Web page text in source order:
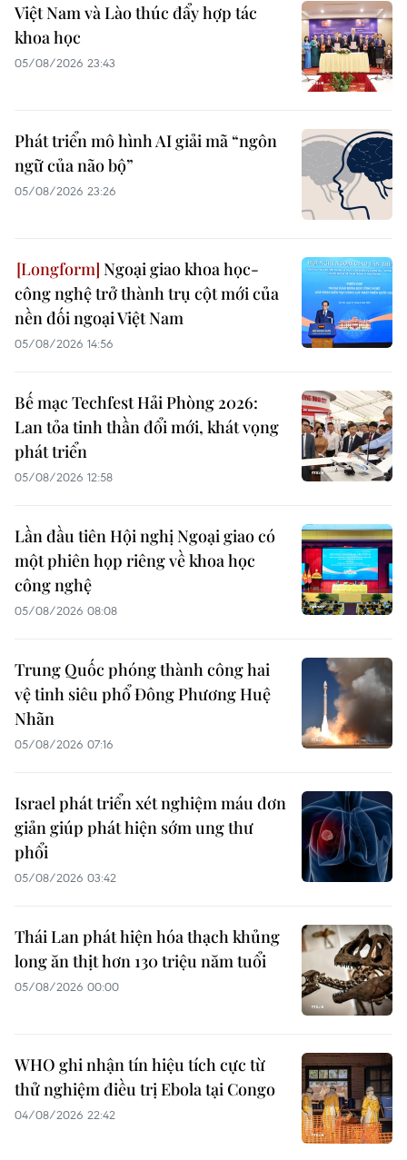
Việt Nam và Lào thúc đẩy hợp tác
khoa học
05/08/2026 23:43
Phát triển mô hình AI giải mã “ngôn
ngữ của não bộ”
05/08/2026 23:26
Ngoại giao khoa học-
công nghệ trở thành trụ cột mới của
nền đối ngoại Việt Nam
05/08/2026 14:56
Bế mạc Techfest Hải Phòng 2026:
Lan tỏa tinh thần đổi mới, khát vọng
phát triển
05/08/2026 12:58
Lần đầu tiên Hội nghị Ngoại giao có
một phiên họp riêng về khoa học
công nghệ
05/08/2026 08:08
Trung Quốc phóng thành công hai
vệ tinh siêu phổ Đông Phương Huệ
Nhãn
05/08/2026 07:16
Israel phát triển xét nghiệm máu đơn
giản giúp phát hiện sớm ung thư
phổi
05/08/2026 03:42
Thái Lan phát hiện hóa thạch khủng
long ăn thịt hơn 130 triệu năm tuổi
05/08/2026 00:00
WHO ghi nhận tín hiệu tích cực từ
thử nghiệm điều trị Ebola tại Congo
04/08/2026 22:42